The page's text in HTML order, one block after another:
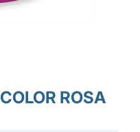
ROSA